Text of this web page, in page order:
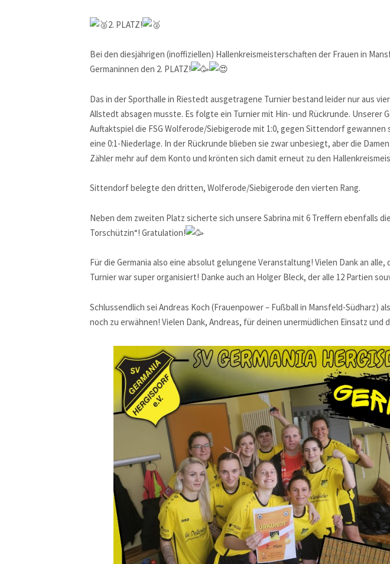
2. PLATZ!
Bei den diesjährigen (inoffiziellen) Hallenkreismeisterschaften der Frauen in
Germaninnen den 2. PLATZ!
Das in der Sporthalle in Riestedt ausgetragene Turnier bestand leider nur aus
Allstedt absagen musste. Es folgte ein Turnier mit Hin- und Rückrunde. Unserer
Auftaktspiel die FSG Wolferode/Siebigerode mit 1:0, gegen Sittendorf gewannen
eine 0:1-Niederlage. In der Rückrunde blieben sie zwar unbesiegt, aber die
Zähler mehr auf dem Konto und krönten sich damit erneut zu den
Sittendorf belegte den dritten, Wolferode/Siebigerode den vierten Rang.
Neben dem zweiten Platz sicherte sich unsere Sabrina mit 6 Treffern ebenfalls
Torschützin“! Gratulation!
Für die Germania also eine absolut gelungene Veranstaltung! Vielen Dank an
Turnier war super organisiert! Danke auch an Holger Bleck, der alle 12 Partien
Schlussendlich sei Andreas Koch (Frauenpower – Fußball in Mansfeld-Südharz)
noch zu erwähnen! Vielen Dank, Andreas, für deinen unermüdlichen Einsatz und